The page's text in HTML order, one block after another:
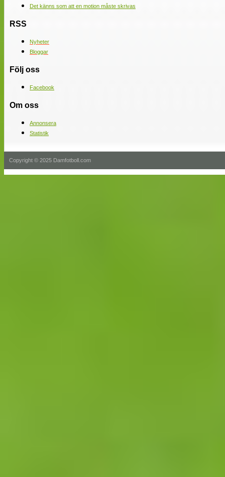
Det känns som att en motion måste skrivas
RSS
Nyheter
Bloggar
Följ oss
Facebook
Om oss
Annonsera
Statistik
Copyright © 2025 Damfotboll.com